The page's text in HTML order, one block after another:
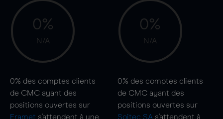
0%
N/A
0% des comptes clients
de CMC ayant des
positions ouvertes sur
Eramet s'attendent à une
0%
N/A
0% des comptes clients
de CMC ayant des
positions ouvertes sur
Soitec SA s'attendent à